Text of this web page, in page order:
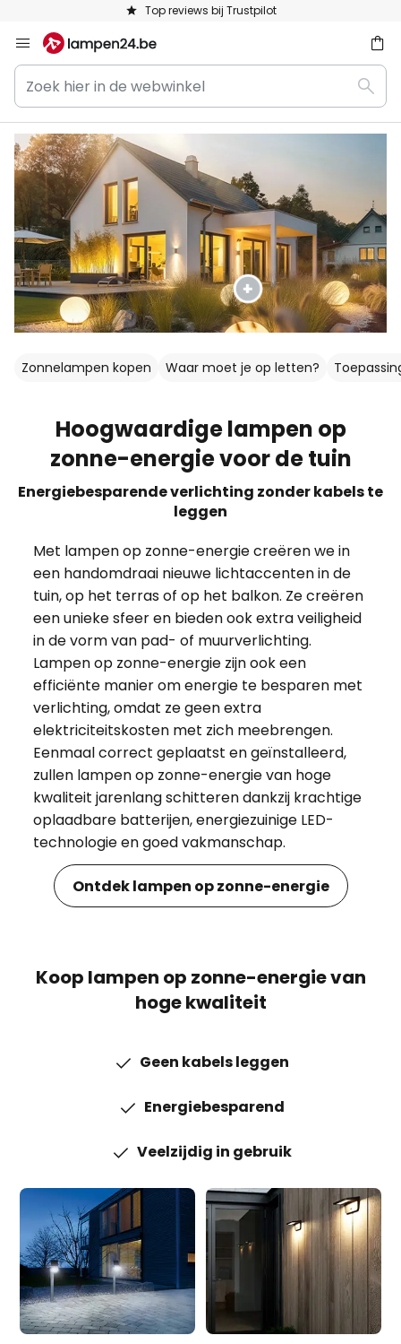
Keuze uit 50.000 lampen
naar
de
inhoud
Zoek
hier
in
de
webwinkel
Zonnelampen kopen Waar moet je op letten?
Hoogwaardige lampen op
zonne-energie voor de tuin
Energiebesparende verlichting zonder kabels te
leggen
Met lampen op zonne-energie creëren we in
een handomdraai nieuwe lichtaccenten in de
tuin, op het terras of op het balkon. Ze creëren
een unieke sfeer en bieden ook extra veiligheid
in de vorm van pad- of muurverlichting.
Lampen op zonne-energie zijn ook een
efficiënte manier om energie te besparen met
verlichting, omdat ze geen extra
elektriciteitskosten met zich meebrengen.
Eenmaal correct geplaatst en geïnstalleerd,
zullen lampen op zonne-energie van hoge
kwaliteit jarenlang schitteren dankzij krachtige
oplaadbare batterijen, energiezuinige LED-
technologie en goed vakmanschap.
Ontdek lampen op zonne-energie
Koop lampen op zonne-energie van
hoge kwaliteit
Geen kabels leggen
Energiebesparend
Veelzijdig in gebruik